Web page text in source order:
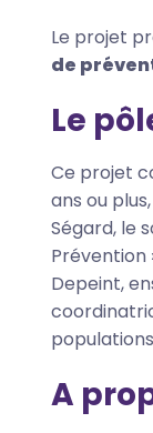
Le projet
de
Le
Ce projet
ans ou
Ségard, le
Prévention
Depeint,
A